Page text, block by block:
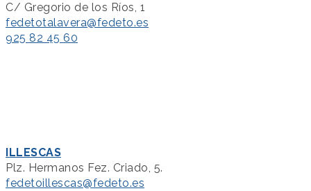
C/ Gregorio de los Ríos, 1
fedetotalavera@fedeto.es
925 82 45 60
ILLESCAS
Plz. Hermanos Fez. Criado, 5.
fedetoillescas@fedeto.es